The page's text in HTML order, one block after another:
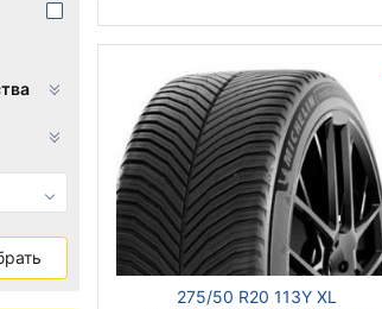
275/50 R20 113Y XL